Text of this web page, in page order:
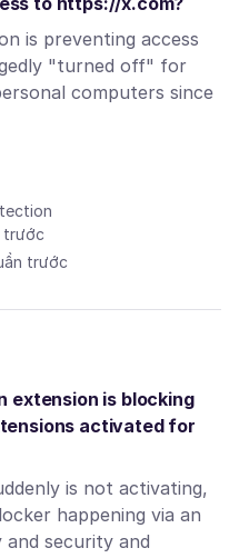
is preventing access
"turned off" for
computers since
trước
trước
extension is blocking
activated for
is not activating,
happening via an
security and